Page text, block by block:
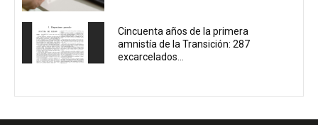
Cincuenta años de la primera
amnistía de la Transición: 287
excarcelados...